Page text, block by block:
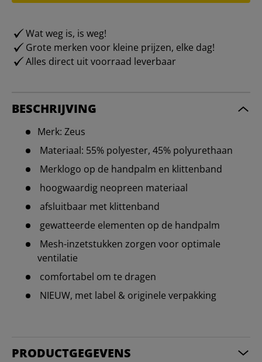
Wat weg is, is weg!
Grote merken voor kleine prijzen, elke dag!
Alles direct uit voorraad leverbaar
BESCHRIJVING
Merk: Zeus
Materiaal: 55% polyester, 45% polyurethaan
Merklogo op de handpalm en klittenband
hoogwaardig neopreen materiaal
afsluitbaar met klittenband
gewatteerde elementen op de handpalm
Mesh-inzetstukken zorgen voor optimale
ventilatie
comfortabel om te dragen
NIEUW, met label & originele verpakking
PRODUCTGEGEVENS